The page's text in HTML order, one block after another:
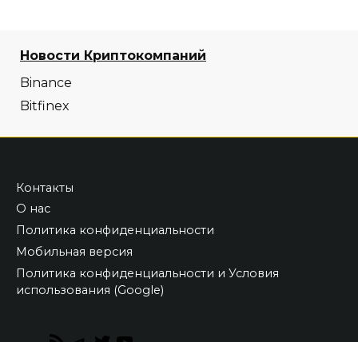
Новости Криптокомпаний
Binance
Bitfinex
Контакты
О нас
Политика конфиденциальности
Мобильная версия
Политика конфиденциальности и Условия
использования (Google)